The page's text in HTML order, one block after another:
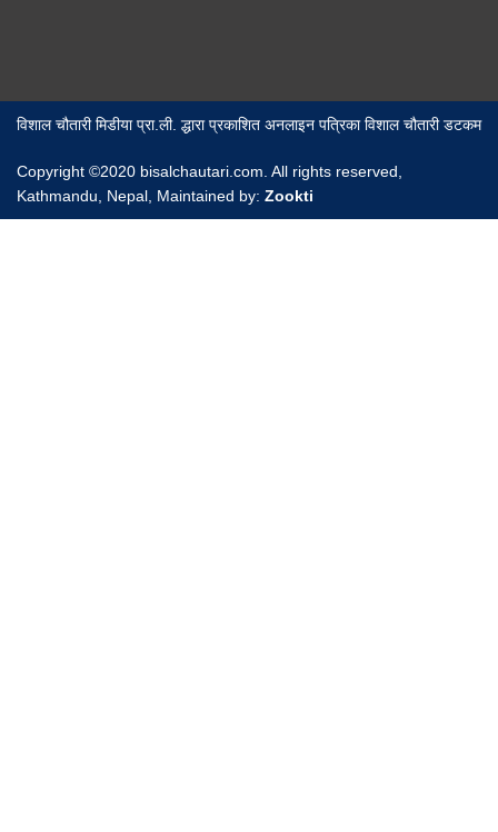
विशाल चौतारी मिडीया प्रा.ली. द्धारा प्रकाशित अनलाइन पत्रिका विशाल चौतारी डटकम
Copyright ©2020 bisalchautari.com. All rights reserved,
Kathmandu, Nepal, Maintained by: Zookti